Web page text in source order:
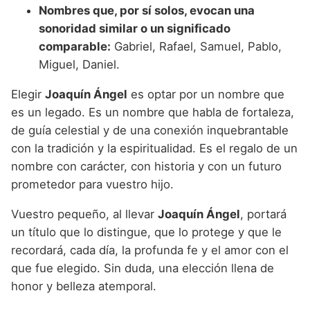
Nombres que, por sí solos, evocan una
sonoridad similar o un significado
comparable: Gabriel, Rafael, Samuel, Pablo,
Miguel, Daniel.
Elegir Joaquín Ángel es optar por un nombre que
es un legado. Es un nombre que habla de fortaleza,
de guía celestial y de una conexión inquebrantable
con la tradición y la espiritualidad. Es el regalo de un
nombre con carácter, con historia y con un futuro
prometedor para vuestro hijo.
Vuestro pequeño, al llevar Joaquín Ángel, portará
un título que lo distingue, que lo protege y que le
recordará, cada día, la profunda fe y el amor con el
que fue elegido. Sin duda, una elección llena de
honor y belleza atemporal.